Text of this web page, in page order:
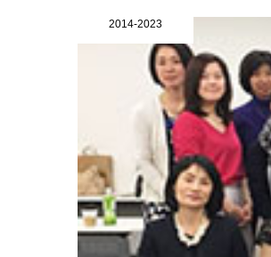
2014-2023